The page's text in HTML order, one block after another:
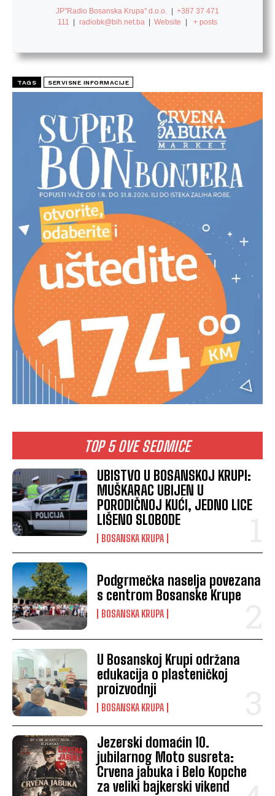
TOP 5 OVE SEDMICE
UBISTVO U BOSANSKOJ KRUPI:
MUŠKARAC UBIJEN U
PORODIČNOJ KUĆI, JEDNO LICE
LIŠENO SLOBODE
BOSANSKA KRUPA
Podgrmečka naselja povezana
s centrom Bosanske Krupe
BOSANSKA KRUPA
U Bosanskoj Krupi održana
edukacija o plasteničkoj
proizvodnji
BOSANSKA KRUPA
Jezerski domaćin 10.
jubilarnog Moto susreta:
Crvena jabuka i Belo Kopche
za veliki bajkerski vikend
JP"Radio Bosanska Krupa" d.o.o. | +387 37 471
111
| radiobk@bih.net.ba | Website | + posts
TAGS SERVISNE INFORMACIJE